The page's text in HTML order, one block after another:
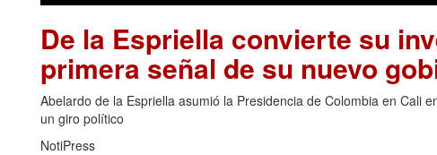
De la Espriella convierte su
primera señal de su nuevo
Abelardo de la Espriella asumió la Presidencia de Colombia en Cali
un giro político
NotiPress